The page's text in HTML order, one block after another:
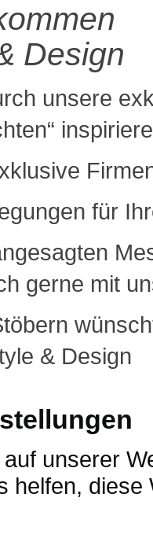
Design
unsere
für
gerne mit
& Design
unserer
helfen,